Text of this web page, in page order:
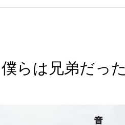
らは兄弟だった